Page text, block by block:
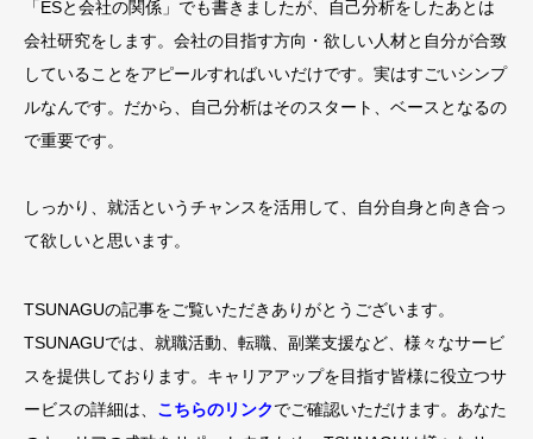
「ESと会社の関係」でも書きましたが、自己分析をしたあとは
会社研究をします。会社の目指す方向・欲しい人材と自分が合致
していることをアピールすればいいだけです。実はすごいシンプ
ルなんです。だから、自己分析はそのスタート、ベースとなるの
で重要です。
しっかり、就活というチャンスを活用して、自分自身と向き合っ
て欲しいと思います。
TSUNAGUの記事をご覧いただきありがとうございます。
TSUNAGUでは、就職活動、転職、副業支援など、様々なサービ
スを提供しております。キャリアアップを目指す皆様に役立つサ
ービスの詳細は、 こちらのリンクでご確認いただけます。あなた